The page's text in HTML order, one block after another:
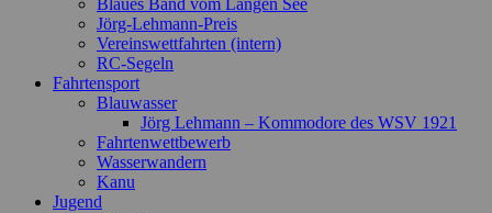
Blaues Band vom Langen See
Jörg-Lehmann-Preis
Vereinswettfahrten (intern)
RC-Segeln
Fahrtensport
Blauwasser
Jörg Lehmann – Kommodore des WSV 1921
Fahrtenwettbewerb
Wasserwandern
Kanu
Jugend